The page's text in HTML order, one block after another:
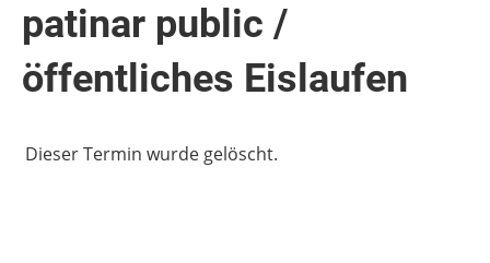
patinar public /
öffentliches Eislaufen
Dieser Termin wurde gelöscht.